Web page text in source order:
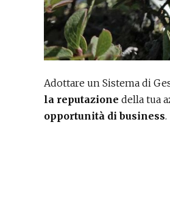
Adottare un Sistema di
la reputazione della tua
opportunità di business.